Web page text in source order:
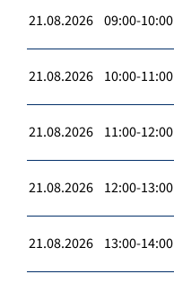
21.08.2026 09:00-10:00
21.08.2026 10:00-11:00
21.08.2026 11:00-12:00
21.08.2026 12:00-13:00
21.08.2026 13:00-14:00